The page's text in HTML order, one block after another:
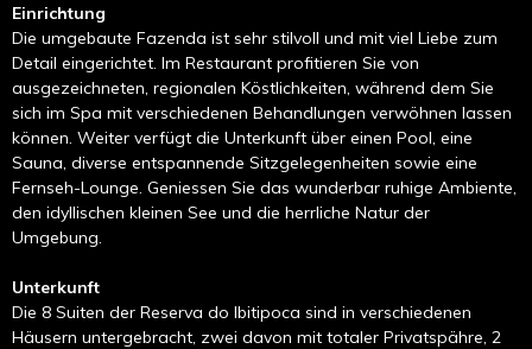
Einrichtung
Die umgebaute Fazenda ist sehr stilvoll und mit viel Liebe zum
Detail eingerichtet. Im Restaurant profitieren Sie von
ausgezeichneten, regionalen Köstlichkeiten, während dem Sie
sich im Spa mit verschiedenen Behandlungen verwöhnen lassen
können. Weiter verfügt die Unterkunft über einen Pool, eine
Sauna, diverse entspannende Sitzgelegenheiten sowie eine
Fernseh-Lounge. Geniessen Sie das wunderbar ruhige Ambiente,
den idyllischen kleinen See und die herrliche Natur der
Umgebung.
Unterkunft
Die 8 Suiten der Reserva do Ibitipoca sind in verschiedenen
Häusern untergebracht, zwei davon mit totaler Privatspähre, 2